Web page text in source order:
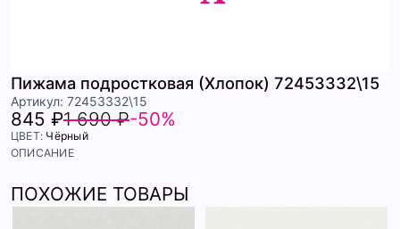
Пижама подростковая (Хлопок) 72453332\15
Артикул: 72453332\15
845 ₽1 690 ₽-50%
ЦВЕТ: Чёрный
ОПИСАНИЕ
ПОХОЖИЕ ТОВАРЫ